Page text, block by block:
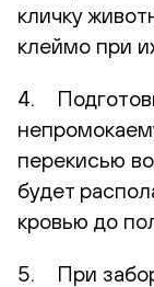
кличку
клеймо при
4.
перекисью
будет
кровью до
5. При